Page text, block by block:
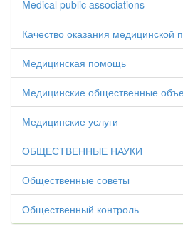
Medical public associations
Качество оказания медицинской
Медицинская помощь
Медицинские общественные
Медицинские услуги
ОБЩЕСТВЕННЫЕ НАУКИ
Общественные советы
Общественный контроль